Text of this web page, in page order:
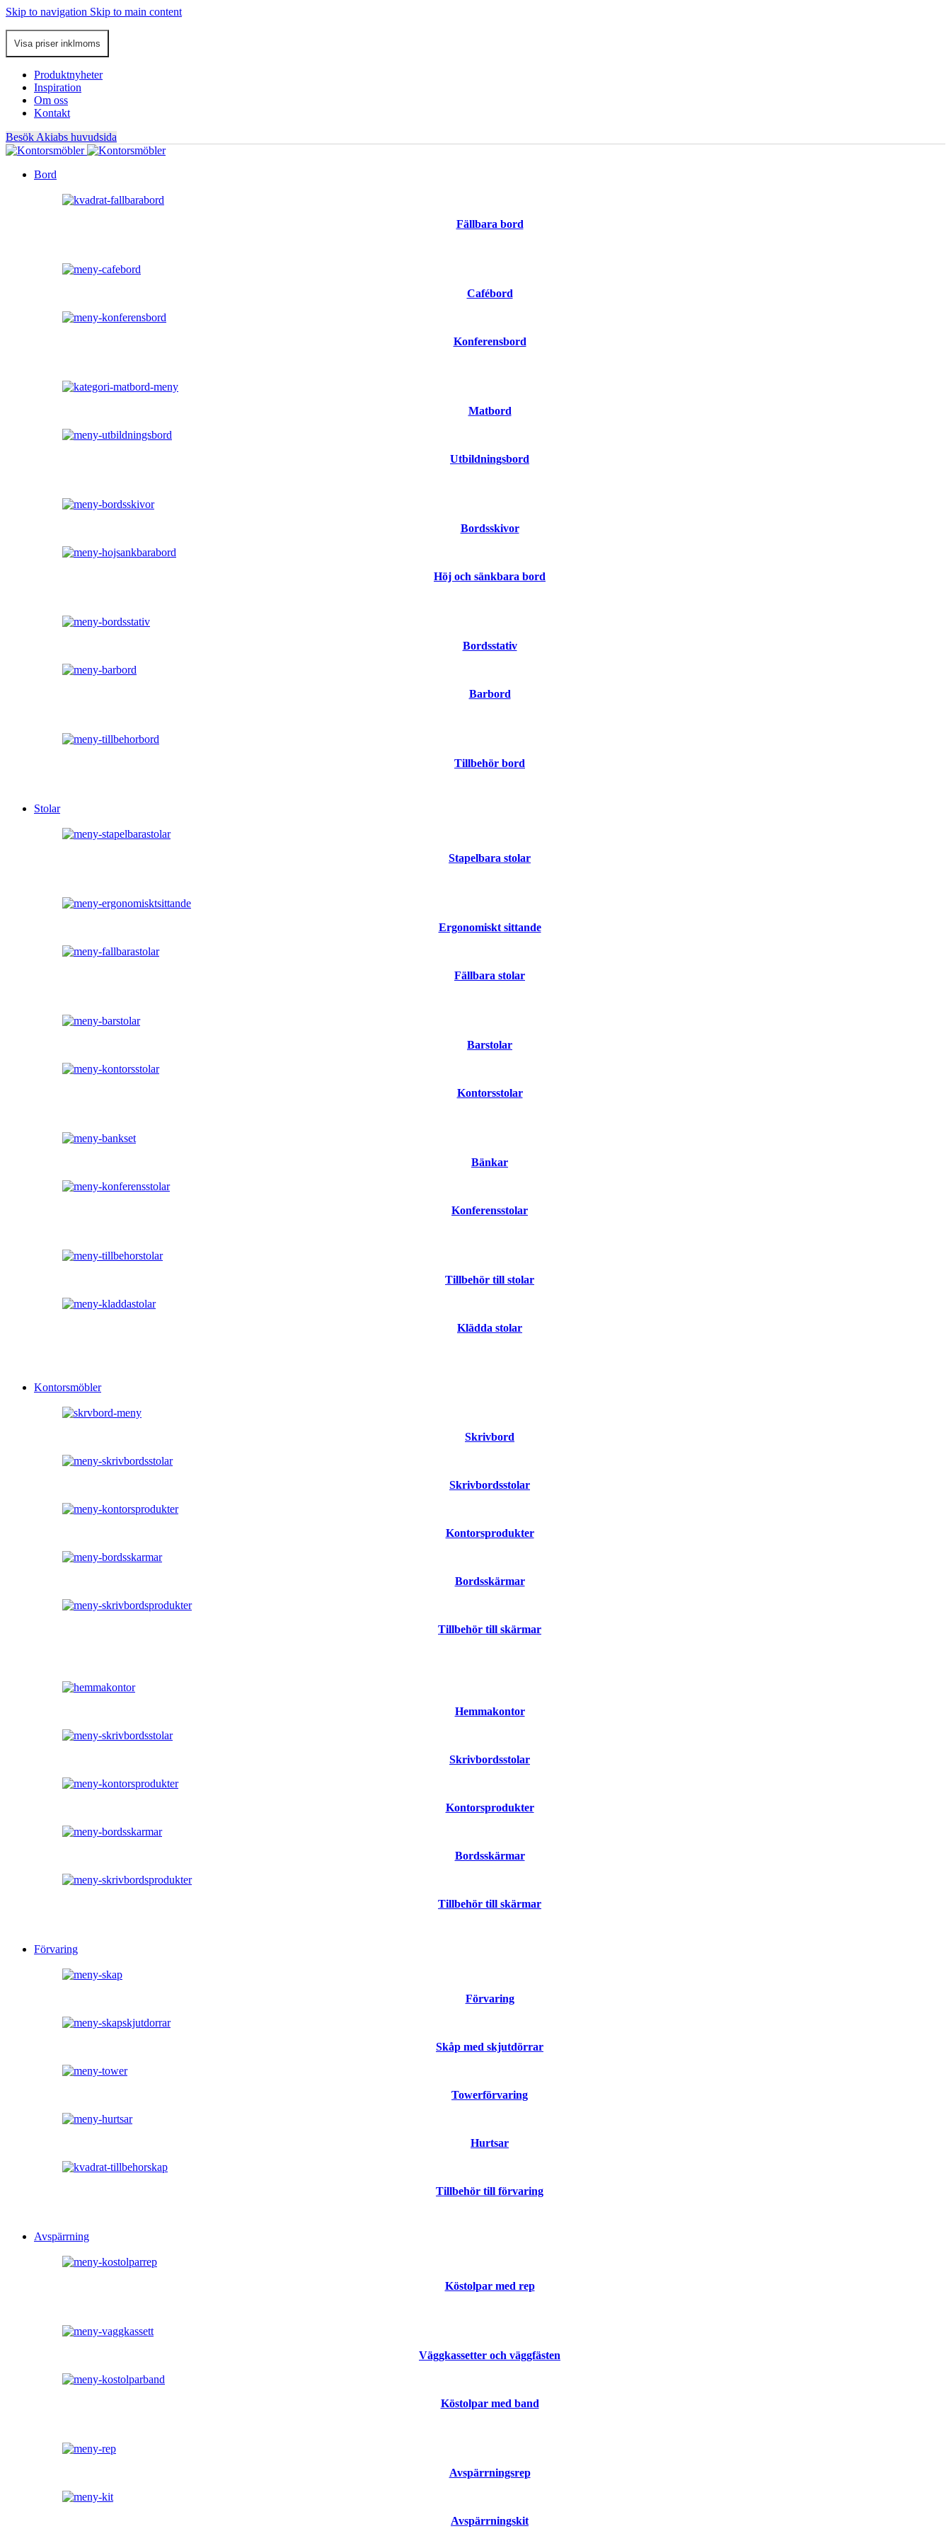
Skip to navigation Skip to main content
Produktnyheter
Inspiration
Om oss
Kontakt
Besök Akiabs huvudsida
Bord
Fällbara bord
Cafébord
Konferensbord
Matbord
Utbildningsbord
Bordsskivor
Höj och sänkbara bord
Bordsstativ
Barbord
Tillbehör bord
Stolar
Stapelbara stolar
Ergonomiskt sittande
Fällbara stolar
Barstolar
Kontorsstolar
Bänkar
Konferensstolar
Tillbehör till stolar
Klädda stolar
Kontorsmöbler
Skrivbord
Skrivbordsstolar
Kontorsprodukter
Bordsskärmar
Tillbehör till skärmar
Hemmakontor
Skrivbordsstolar
Kontorsprodukter
Bordsskärmar
Tillbehör till skärmar
Förvaring
Förvaring
Skåp med skjutdörrar
Towerförvaring
Hurtsar
Tillbehör till förvaring
Avspärrning
Köstolpar med rep
Väggkassetter och väggfästen
Köstolpar med band
Avspärrningsrep
Avspärrningskit